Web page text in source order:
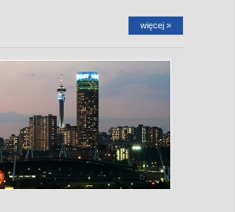
więcej »